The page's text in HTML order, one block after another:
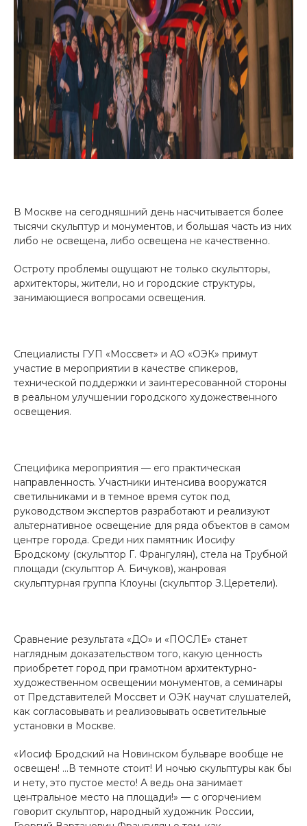
В Москве на сегодняшний день насчитывается более
тысячи скульптур и монументов, и большая часть из них
либо не освещена, либо освещена не качественно.
Остроту проблемы ощущают не только скульпторы,
архитекторы, жители, но и городские структуры,
занимающиеся вопросами освещения.
Специалисты ГУП «Моссвет» и АО «ОЭК» примут
участие в мероприятии в качестве спикеров,
технической поддержки и заинтересованной стороны
в реальном улучшении городского художественного
освещения.
Специфика мероприятия — его практическая
направленность. Участники интенсива вооружатся
светильниками и в темное время суток под
руководством экспертов разработают и реализуют
альтернативное освещение для ряда объектов в самом
центре города. Среди них памятник Иосифу
Бродскому (скульптор Г. Франгулян), стела на Трубной
площади (скульптор А. Бичуков), жанровая
скульптурная группа Клоуны (скульптор З.Церетели).
Сравнение результата «ДО» и «ПОСЛЕ» станет
наглядным доказательством того, какую ценность
приобретет город при грамотном архитектурно-
художественном освещении монументов, а семинары
от Представителей Моссвет и ОЭК научат слушателей,
как согласовывать и реализовывать осветительные
установки в Москве.
«Иосиф Бродский на Новинском бульваре вообще не
освещен! …В темноте стоит! И ночью скульптуры как бы
и нету, это пустое место! А ведь она занимает
центральное место на площади!» — с огорчением
говорит скульптор, народный художник России,